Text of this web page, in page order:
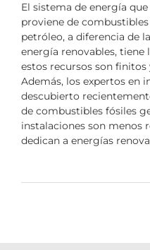
El sistema de energía
proviene de
petróleo, a diferencia de
energía renovables, tiene
estos recursos son
Además, los expertos en
descubierto
de combustibles fósiles
instalaciones son menos
dedican a energías